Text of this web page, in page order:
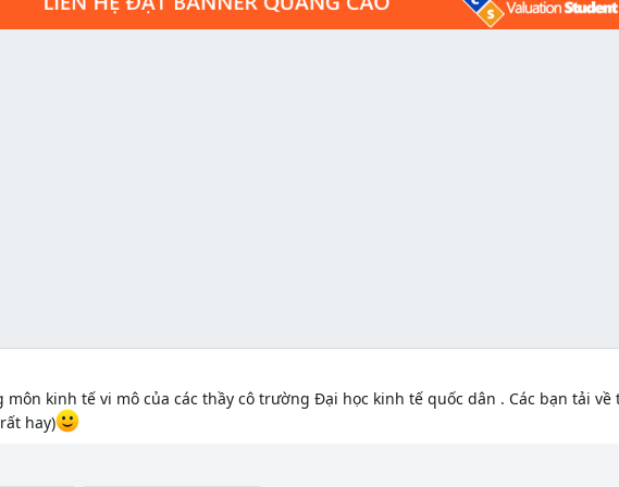
môn kinh tế vi mô của các thầy cô trường Đại học kinh tế quốc dân . Các bạn tải về
hay)